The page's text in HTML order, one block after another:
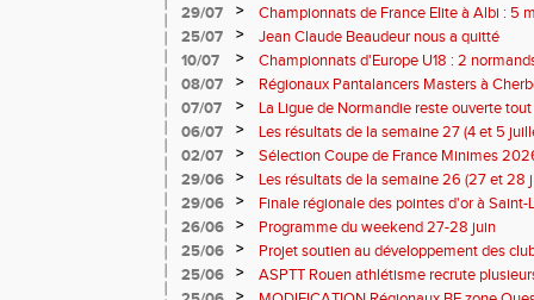
29/07
>
Championnats de France Elite à Albi : 5
titres !
25/07 >
Jean Claude Beaudeur nous a quitté
10/07
>
Championnats d'Europe U18 : 2
08/07
>
Régionaux Pantalancers Masters à
07/07
>
La Ligue de Normandie reste ouverte tout
06/07
>
Les résultats de la semaine 27 (4 et 5
02/07
>
Sélection Coupe de France Minimes
29/06
>
Les résultats de la semaine 26 (27 et 28
29/06
>
Finale régionale des pointes d'or à
informations
26/06 >
Programme du weekend 27-28 juin
25/06
>
Projet soutien au développement des
25/06
>
ASPTT Rouen athlétisme recrute